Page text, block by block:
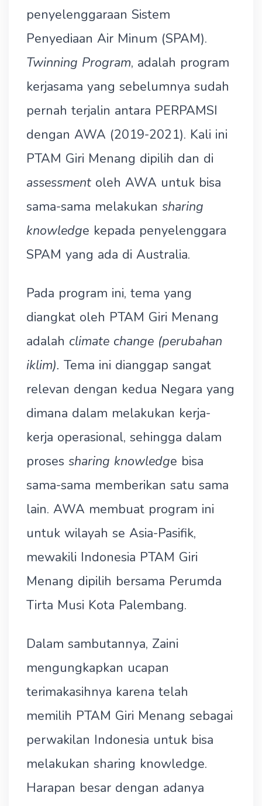
penyelenggaraan Sistem
Penyediaan Air Minum (SPAM).
Twinning Program, adalah program
kerjasama yang sebelumnya sudah
pernah terjalin antara PERPAMSI
dengan AWA (2019-2021). Kali ini
PTAM Giri Menang dipilih dan di
assessment oleh AWA untuk bisa
sama-sama melakukan sharing
knowledge kepada penyelenggara
SPAM yang ada di Australia.
Pada program ini, tema yang
diangkat oleh PTAM Giri Menang
adalah climate change (perubahan
iklim). Tema ini dianggap sangat
relevan dengan kedua Negara yang
dimana dalam melakukan kerja-
kerja operasional, sehingga dalam
proses sharing knowledge bisa
sama-sama memberikan satu sama
lain. AWA membuat program ini
untuk wilayah se Asia-Pasifik,
mewakili Indonesia PTAM Giri
Menang dipilih bersama Perumda
Tirta Musi Kota Palembang.
Dalam sambutannya, Zaini
mengungkapkan ucapan
terimakasihnya karena telah
memilih PTAM Giri Menang sebagai
perwakilan Indonesia untuk bisa
melakukan sharing knowledge.
Harapan besar dengan adanya